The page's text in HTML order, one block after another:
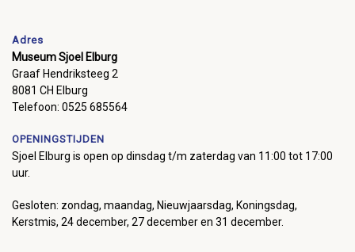
Adres
Museum Sjoel Elburg
Graaf Hendriksteeg 2
8081 CH Elburg
Telefoon: 0525 685564
OPENINGSTIJDEN
Sjoel Elburg is open op dinsdag t/m zaterdag van 11:00 tot 17:00
uur.
Gesloten: zondag, maandag, Nieuwjaarsdag, Koningsdag,
Kerstmis, 24 december, 27 december en 31 december.